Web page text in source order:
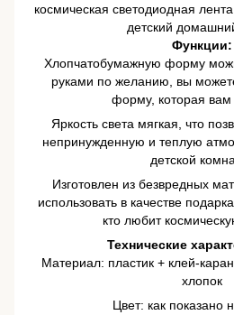
космическая светодиодная
детский
Функции:
Хлопчатобумажную форму
руками по желанию, вы
форму, которая вам
Яркость света мягкая, что
непринужденную и теплую
детской
Изготовлен из безвредных
использовать в качестве
кто любит
Технические
Материал: пластик + клей-
хлопок
Цвет: как показано